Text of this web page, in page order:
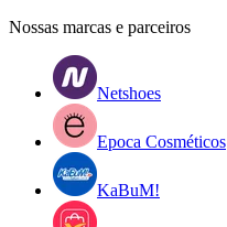
Nossas marcas e parceiros
Netshoes
Epoca Cosméticos
KaBuM!